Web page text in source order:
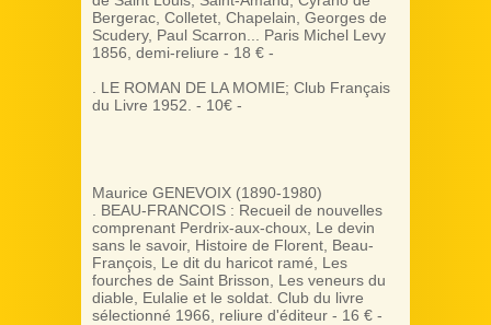
Bergerac, Colletet, Chapelain, Georges de
Scudery, Paul Scarron... Paris Michel Levy
1856, demi-reliure - 18 € -
. LE ROMAN DE LA MOMIE; Club Français
du Livre 1952. - 10€ -
Maurice GENEVOIX (1890-1980)
. BEAU-FRANCOIS : Recueil de nouvelles
comprenant Perdrix-aux-choux, Le devin
sans le savoir, Histoire de Florent, Beau-
François, Le dit du haricot ramé, Les
fourches de Saint Brisson, Les veneurs du
diable, Eulalie et le soldat. Club du livre
sélectionné 1966, reliure d'éditeur - 16 € -